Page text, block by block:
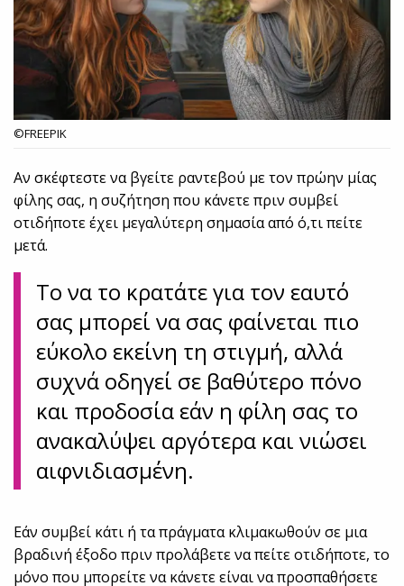
©FREEPIK
Αν σκέφτεστε να βγείτε ραντεβού με τον πρώην μίας
φίλης σας, η συζήτηση που κάνετε πριν συμβεί
οτιδήποτε έχει μεγαλύτερη σημασία από ό,τι πείτε
μετά.
Το να το κρατάτε για τον εαυτό
σας μπορεί να σας φαίνεται πιο
εύκολο εκείνη τη στιγμή, αλλά
συχνά οδηγεί σε βαθύτερο πόνο
και προδοσία εάν η φίλη σας το
ανακαλύψει αργότερα και νιώσει
αιφνιδιασμένη.
Εάν συμβεί κάτι ή τα πράγματα κλιμακωθούν σε μια
βραδινή έξοδο πριν προλάβετε να πείτε οτιδήποτε, το
μόνο που μπορείτε να κάνετε είναι να προσπαθήσετε